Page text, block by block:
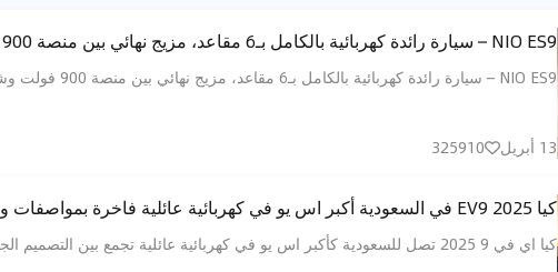
NIO ES9 – سيارة رائدة كهربائية بالكامل بـ6 مقاعد، مزيج نهائي بين منصة 900 فولت وشبكة استبدال البطاريات
NIO ES9 – سيارة رائدة كهربائية بالكامل بـ6 مقاعد، مزيج نهائي بين منصة 900 فولت وشبكة استبدال البطاريات
13 أبريل 325910
كيا EV9 2025 في السعودية أكبر اس يو في كهربائية عائلية فاخرة بمواصفات وتقنيات متطورة
كيا اي في 9 2025 تصل للسعودية كأكبر اس يو في كهربائية عائلية تجمع بين التصميم الجريء والمساحة الرحبة والراحة الفاخرة، مع أنظمة أمان متطورة وتقنيات حديثة.